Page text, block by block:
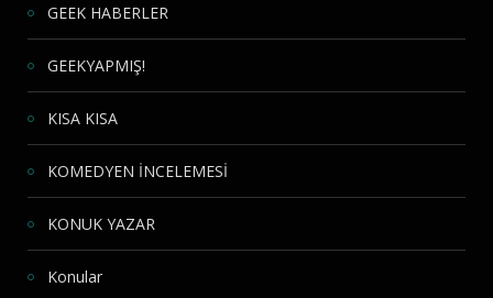
GEEK HABERLER
GEEKYAPMIŞ!
KISA KISA
KOMEDYEN İNCELEMESİ
KONUK YAZAR
Konular